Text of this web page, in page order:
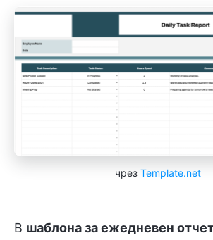
чрез Template.net
В шаблона за ежедневен